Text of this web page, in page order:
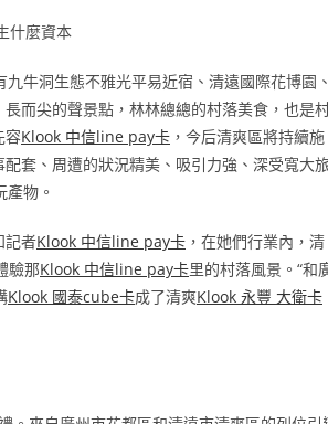
什麼資本
牛洞生態不雅光平易近宿、清遠國際花博園、
而尖的聲景點，林林總總的村落美食，也是
容Klook 中信line pay卡 ，今后清爽區將持續施
套、周遭的狀況精美、吸引力強、深受寬大
物。
記者Klook 中信line pay卡 ，在她們行業內，清
驗那Klook 中信line pay卡里的村落風景。“和
Klook 國泰cube卡成了清爽Klook 永豐 大衛卡